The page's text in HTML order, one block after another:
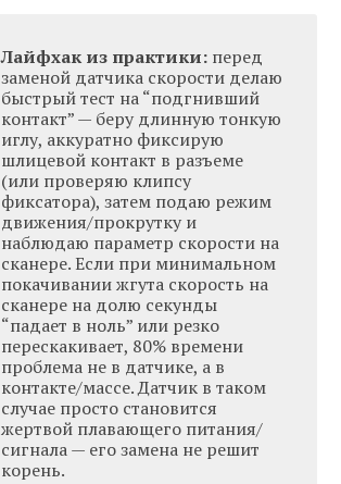
Лайфхак из практики: перед
заменой датчика скорости делаю
быстрый тест на “подгнивший
контакт” — беру длинную тонкую
иглу, аккуратно фиксирую
шлицевой контакт в разъеме
(или проверяю клипсу
фиксатора), затем подаю режим
движения/прокрутку и
наблюдаю параметр скорости на
сканере. Если при минимальном
покачивании жгута скорость на
сканере на долю секунды
“падает в ноль” или резко
перескакивает, 80% времени
проблема не в датчике, а в
контакте/массе. Датчик в таком
случае просто становится
жертвой плавающего питания/
сигнала — его замена не решит
корень.